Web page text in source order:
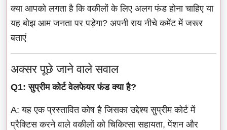
क्या आपको लगता है कि वकीलों के लिए अलग फंड होना चाहिए या
यह बोझ आम जनता पर पड़ेगा? अपनी राय नीचे कमेंट में जरूर
बताएं
अक्सर पूछे जाने वाले सवाल
Q1: सुप्रीम कोर्ट वेलफेयर फंड क्या है?
A: यह एक प्रस्तावित कोष है जिसका उद्देश्य सुप्रीम कोर्ट में
प्रैक्टिस करने वाले वकीलों को चिकित्सा सहायता, पेंशन और